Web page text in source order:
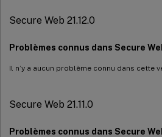
Secure Web 21.12.0
Problèmes connus dans Secure
Il n’y a aucun problème connu dans cette
Secure Web 21.11.0
Problèmes connus dans Secure